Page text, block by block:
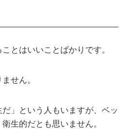
とはいいことばかりです。
せん。
だ」という人もいますが、ベッ
生的だとも思いません。